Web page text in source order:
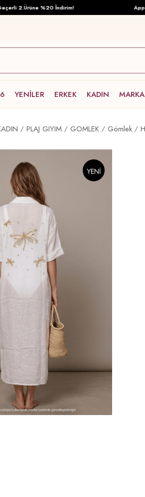
2.Ürüne %20 İndirim! App'de
YENİLER ERKEK KADIN
PLAJ GIYIM GOMLEK Gömlek
YENI